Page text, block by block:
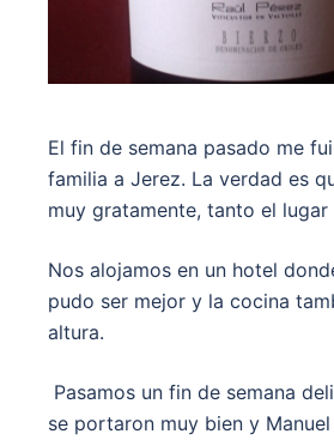
El fin de semana pasado me
familia a Jerez. La verdad es
muy gratamente, tanto el
Nos alojamos en un hotel
pudo ser mejor y la cocina
altura.
Pasamos un fin de semana
se portaron muy bien y